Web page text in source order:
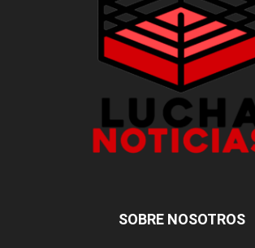
SOBRE NOSOTROS